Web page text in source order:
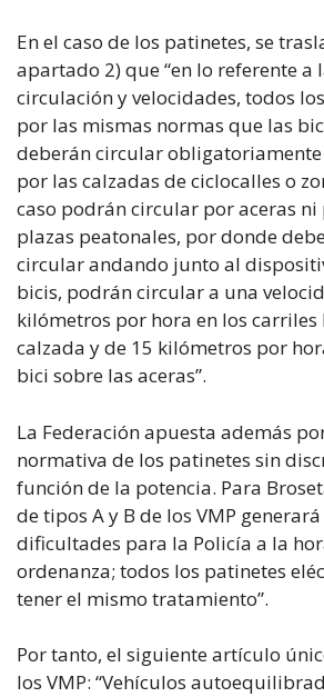
En el caso de los patinetes, se
apartado 2) que “en lo referente a
circulación y velocidades, todos
por las mismas normas que las
deberán circular
por las calzadas de ciclocalles o
caso podrán circular por aceras ni
plazas peatonales, por donde
circular andando junto al
bicis, podrán circular a una
kilómetros por hora en los carriles
calzada y de 15 kilómetros por
bici sobre las aceras”.
La Federación apuesta además
normativa de los patinetes sin
función de la potencia. Para
de tipos A y B de los VMP
dificultades para la Policía a la
ordenanza; todos los patinetes
tener el mismo tratamiento”.
Por tanto, el siguiente artículo
los VMP: “Vehículos